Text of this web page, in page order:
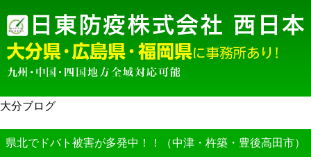
大分ブログ
県北でドバト被害が多発中！！（中津・杵築・豊後高田市）